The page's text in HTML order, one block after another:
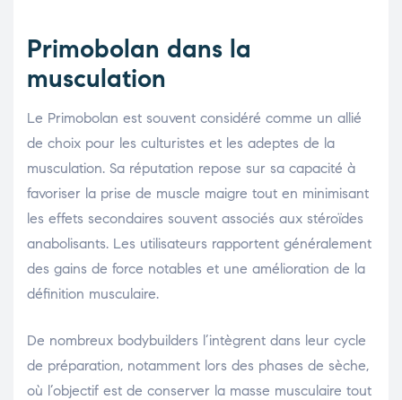
Primobolan dans la
musculation
Le Primobolan est souvent considéré comme un allié
de choix pour les culturistes et les adeptes de la
musculation. Sa réputation repose sur sa capacité à
favoriser la prise de muscle maigre tout en minimisant
les effets secondaires souvent associés aux stéroïdes
anabolisants. Les utilisateurs rapportent généralement
des gains de force notables et une amélioration de la
définition musculaire.
De nombreux bodybuilders l’intègrent dans leur cycle
de préparation, notamment lors des phases de sèche,
où l’objectif est de conserver la masse musculaire tout